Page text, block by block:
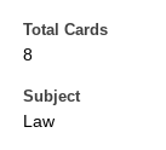
Total Cards
8
Subject
Law